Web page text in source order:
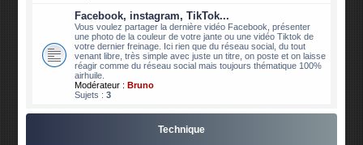
Facebook, instagram, TikTok...
Vous voulez partager la dernière vidéo Facebook, présenter
une photo de la couleur de votre jante ou une vidéo Tiktok de
votre dernier freinage. Ici rien que du réseau social, du tout
venant libre, très simple avec juste un titre, on poste et on laisse
réagir comme du réseau social mais toujours thématique 100%
airhuile.
Modérateur : Bruno
Sujets :3
Technique